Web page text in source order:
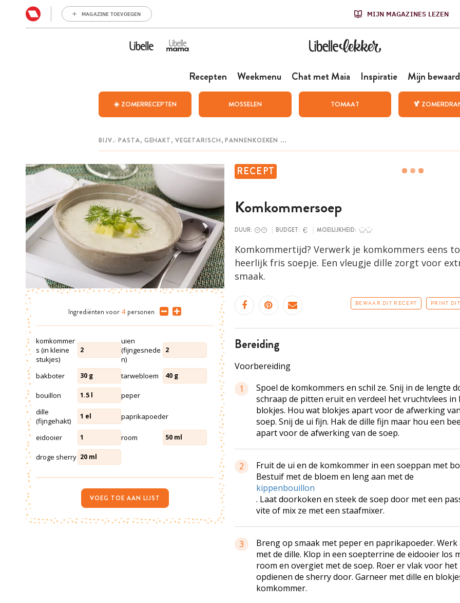
MAGAZINE TOEVOEGEN MIJN MAGAZINES LEZEN
Recepten Weekmenu Chat met Maia Inspiratie Mijn
☀️ ZOMERRECEPTEN MOSSELEN TOMAAT 🍹
RECEPT
Komkommersoep
DUUR: BUDGET: MOEILIJKHEID:
Komkommertijd? Verwerk je komkommers eens
heerlijk fris soepje. Een vleugje dille zorgt voor
smaak.
BEWAAR DIT RECEPT PRINT
bereiding
Voorbereiding
1
Spoel de komkommers en schil ze. Snij in de lengte
schraap de pitten eruit en verdeel het vruchtvlees in
blokjes. Hou wat blokjes apart voor de afwerking
soep. Snij de ui fijn. Hak de dille fijn maar hou een
apart voor de afwerking van de soep.
2
Fruit de ui en de komkommer in een soeppan met
Bestuif met de bloem en leng aan met de
kippenbouillon
. Laat doorkoken en steek de soep door met een
vite of mix ze met een staafmixer.
3
Breng op smaak met peper en paprikapoeder. Werk
met de dille. Klop in een soepterrine de eidooier los
room en overgiet met de soep. Roer er vlak voor het
opdienen de sherry door. Garneer met dille en
komkommer.
Ingrediënten voor 4 personen
komkommer
s (in kleine
stukjes)
2
uien
(fijngesnede
n)
2
bakboter 30 g tarwebloem 40 g
bouillon 1.5 l
peper
dille
(fijngehakt)
1 el paprikapoeder
eidooier 1 room 50 ml
droge sherry 20 ml
VOEG TOE AAN LIJST